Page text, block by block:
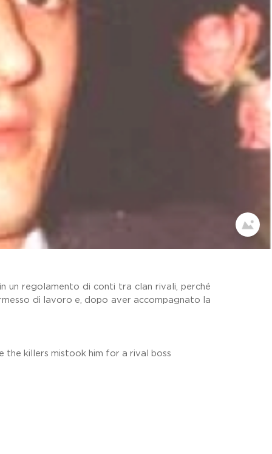
un regolamento di conti tra clan rivali, perché
di lavoro e, dopo aver accompagnato la
the killers mistook him for a rival boss